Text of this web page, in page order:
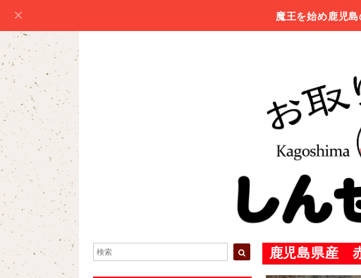
魔王を始め鹿児
鹿児島県産